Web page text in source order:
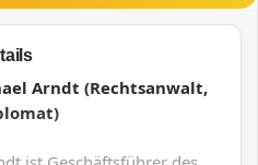
Arndt (Rechtsanwalt,